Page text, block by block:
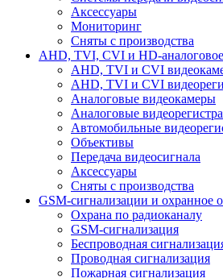
Аксессуары
Мониторинг
Сняты с производства
AHD, TVI, CVI и HD-
AHD, TVI и CVI
AHD, TVI и CVI
Аналоговые видеокамеры
Аналоговые
Автомобильные
Объективы
Передача видеосигнала
Аксессуары
Сняты с производства
GSM-сигнализации и охранное
Охрана по радиоканалу
GSM-сигнализация
Беспроводная
Проводная сигнализация
Пожарная сигнализация